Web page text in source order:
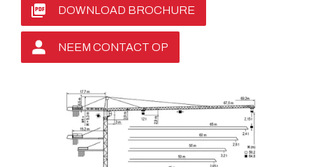
DOWNLOAD BROCHURE
NEEM CONTACT OP